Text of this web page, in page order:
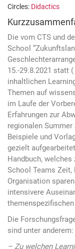
Circles: Didactics
Die vom CTS und
School
15.-29.8.2021 statt (
inhaltlichen
Themen auf
im Laufe der
Erfahrungen zur
regionalen
Beispiele und
gezielt
Handbuch,
School Teams Zeit,
Organisation
intensivere
Die
sind unter anderem:
– Zu welchen